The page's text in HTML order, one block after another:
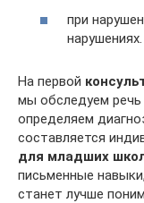
при
нарушениях.
На первой
мы обследуем речь
определяем
составляется
для младших
письменные
станет лучше